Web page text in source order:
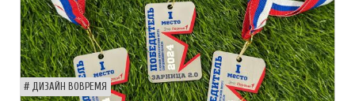
ДИЗАЙН ВОВРЕМЯ